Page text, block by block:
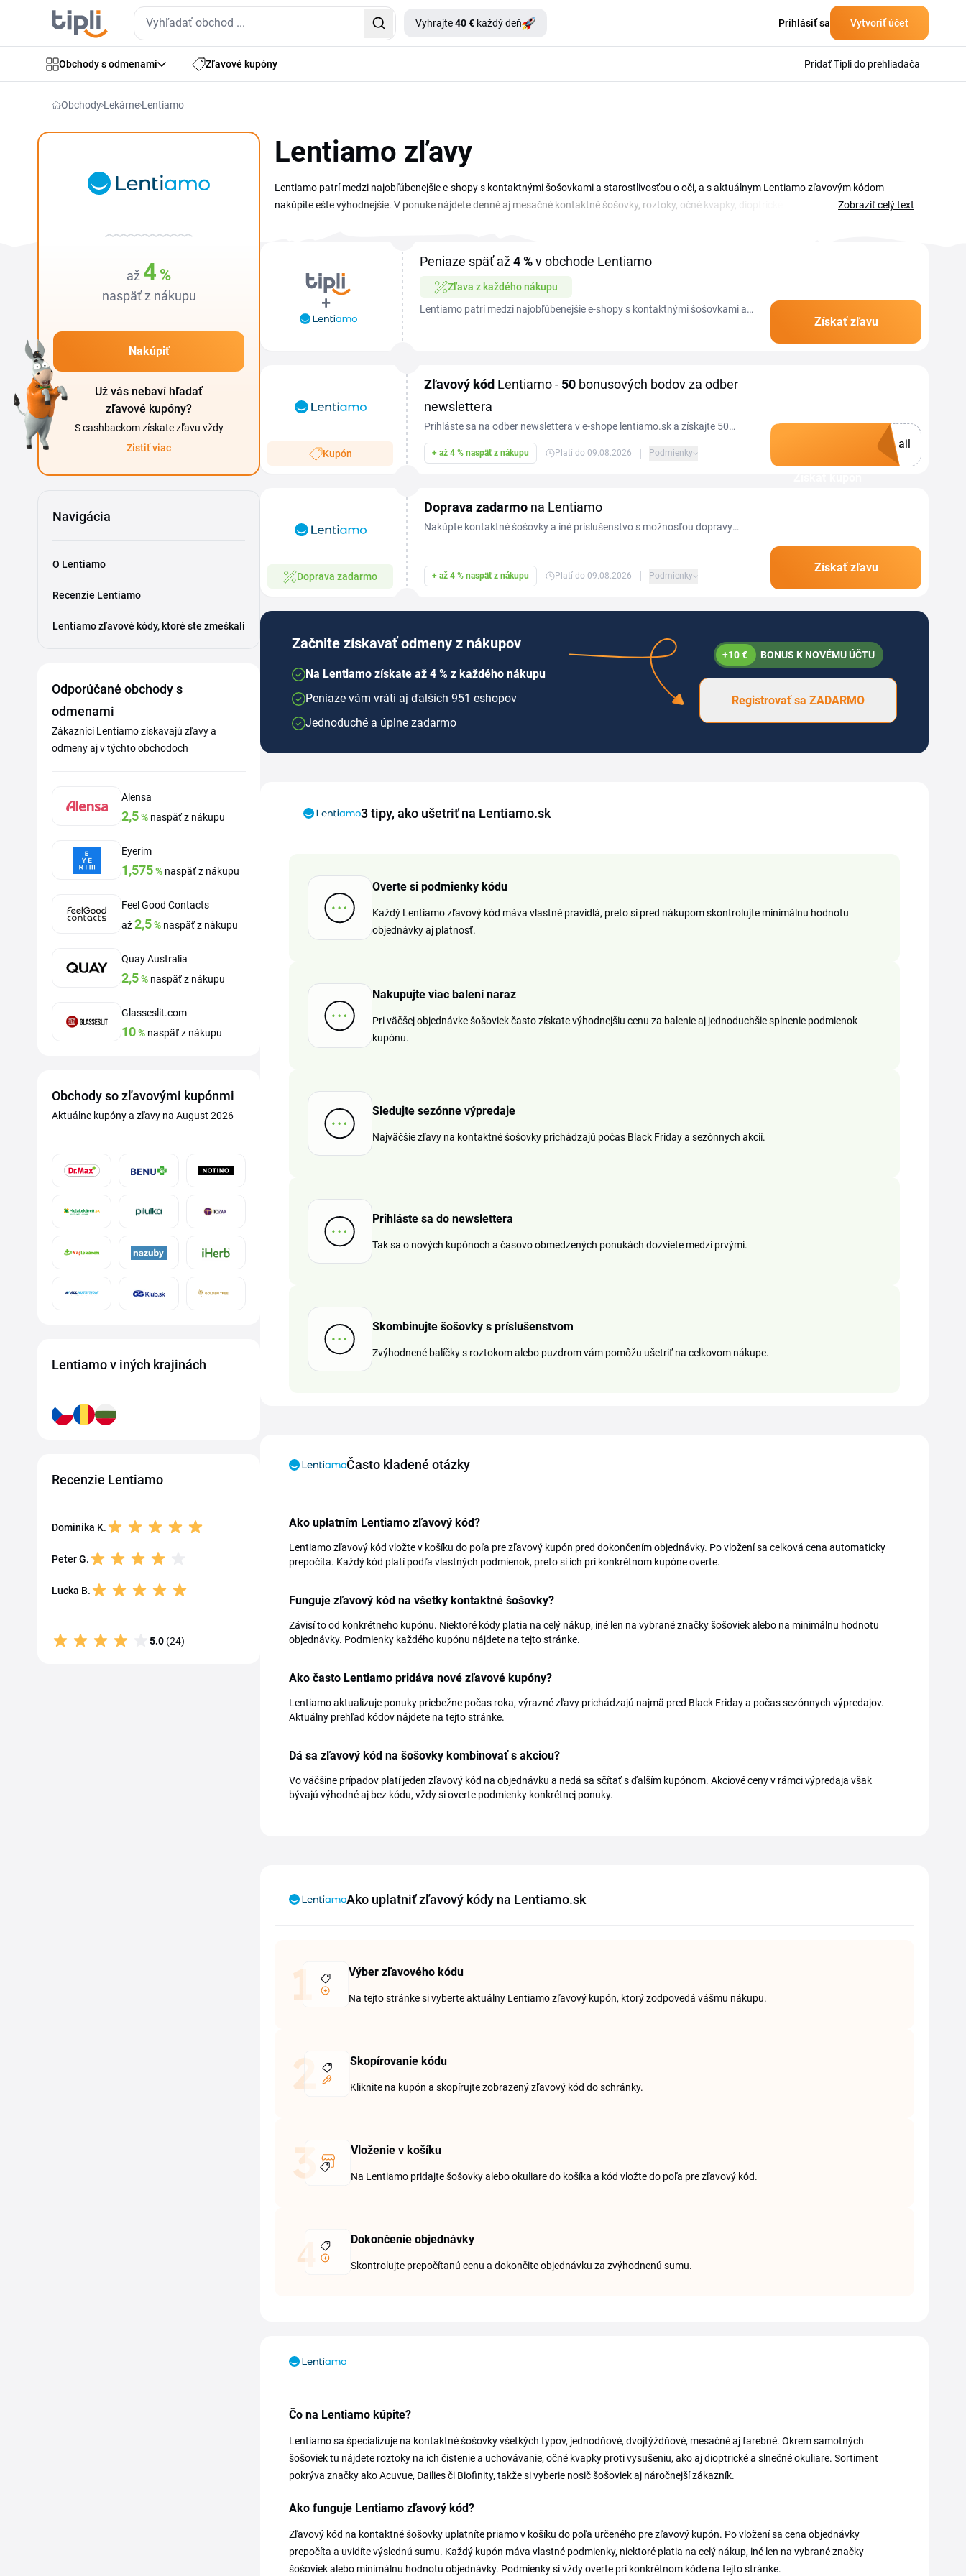
Vyhrajte40 € každý deň Prihlásiť sa Vytvoriť účet
Obchody s odmenami Zľavové kupóny Pridať Tipli do prehliadača
Obchody Lekárne Lentiamo
až 4 %
naspäť z nákupu
Nakúpiť
Už vás nebaví hľadať
zľavové kupóny?
S cashbackom získate zľavu vždy
Zistiť viac
Navigácia
O Lentiamo
Recenzie Lentiamo
Lentiamo zľavové kódy, ktoré ste zmeškali
Odporúčané obchody s
odmenami
Zákazníci Lentiamo získavajú zľavy a
odmeny aj v týchto obchodoch
Alensa
2,5% naspäť z nákupu
Eyerim
1,575% naspäť z nákupu
Feel Good Contacts
až2,5% naspäť z nákupu
Quay Australia
2,5% naspäť z nákupu
Glasseslit.com
10% naspäť z nákupu
Obchody so zľavovými kupónmi
Aktuálne kupóny a zľavy na August 2026
Lentiamo v iných krajinách
Recenzie Lentiamo
Dominika K.
Peter G.
Lucka B.
5.0 (24)
Lentiamo zľavy
Lentiamo patrí medzi najobľúbenejšie e-shopy s kontaktnými šošovkami a starostlivosťou o oči, a s aktuálnym Lentiamo zľavovým kódom
nakúpite ešte výhodnejšie. V ponuke nájdete denné aj mesačné kontaktné šošovky, roztoky, očné kvapky, dioptrické okuliare aj slnečné okuliare
cenu na obľúbené šošovky aj príslušenstvo bez zbytočného hľadania.
Zobraziť celý text
Peniaze späť až4 %v obchode Lentiamo
Zľava z každého nákupu
Lentiamo patrí medzi najobľúbenejšie e-shopy s kontaktnými šošovkami a
Získať zľavu
Kupón
Zľavový kód Lentiamo - 50 bonusových bodov za odber
newslettera
Prihláste sa na odber newslettera v e-shope lentiamo.sk a získajte 50
bonusových bodov ktoré môžete vymeniť za darček.
+ až 4 % naspäť z nákupu Platí do 09.08.2026 | Podmienky
ail
Doprava zadarmo
Doprava zadarmo na Lentiamo
Nakúpte kontaktné šošovky a iné príslušenstvo s možnosťou dopravy
+ až 4 % naspäť z nákupu Platí do 09.08.2026 | Podmienky
Získať zľavu
Začnite získavať odmeny z nákupov
Na Lentiamo získate až 4 % z každého nákupu
Peniaze vám vráti aj ďalších 951 eshopov
Jednoduché a úplne zadarmo
+10 € BONUS K NOVÉMU ÚČTU
Registrovať sa ZADARMO
3 tipy, ako ušetriť na Lentiamo.sk
Overte si podmienky kódu
Každý Lentiamo zľavový kód máva vlastné pravidlá, preto si pred nákupom skontrolujte minimálnu hodnotu
objednávky aj platnosť.
Nakupujte viac balení naraz
Pri väčšej objednávke šošoviek často získate výhodnejšiu cenu za balenie aj jednoduchšie splnenie podmienok
kupónu.
Sledujte sezónne výpredaje
Najväčšie zľavy na kontaktné šošovky prichádzajú počas Black Friday a sezónnych akcií.
Prihláste sa do newslettera
Tak sa o nových kupónoch a časovo obmedzených ponukách dozviete medzi prvými.
Skombinujte šošovky s príslušenstvom
Zvýhodnené balíčky s roztokom alebo puzdrom vám pomôžu ušetriť na celkovom nákupe.
Často kladené otázky
Ako uplatním Lentiamo zľavový kód?
Lentiamo zľavový kód vložte v košíku do poľa pre zľavový kupón pred dokončením objednávky. Po vložení sa celková cena automaticky
prepočíta. Každý kód platí podľa vlastných podmienok, preto si ich pri konkrétnom kupóne overte.
Funguje zľavový kód na všetky kontaktné šošovky?
Závisí to od konkrétneho kupónu. Niektoré kódy platia na celý nákup, iné len na vybrané značky šošoviek alebo na minimálnu hodnotu
objednávky. Podmienky každého kupónu nájdete na tejto stránke.
Ako často Lentiamo pridáva nové zľavové kupóny?
Lentiamo aktualizuje ponuky priebežne počas roka, výrazné zľavy prichádzajú najmä pred Black Friday a počas sezónnych výpredajov.
Aktuálny prehľad kódov nájdete na tejto stránke.
Dá sa zľavový kód na šošovky kombinovať s akciou?
Vo väčšine prípadov platí jeden zľavový kód na objednávku a nedá sa sčítať s ďalším kupónom. Akciové ceny v rámci výpredaja však
bývajú výhodné aj bez kódu, vždy si overte podmienky konkrétnej ponuky.
Ako uplatniť zľavový kódy na Lentiamo.sk
Výber zľavového kódu
Na tejto stránke si vyberte aktuálny Lentiamo zľavový kupón, ktorý zodpovedá vášmu nákupu.
Skopírovanie kódu
Kliknite na kupón a skopírujte zobrazený zľavový kód do schránky.
Vloženie v košíku
Na Lentiamo pridajte šošovky alebo okuliare do košíka a kód vložte do poľa pre zľavový kód.
Dokončenie objednávky
Skontrolujte prepočítanú cenu a dokončite objednávku za zvýhodnenú sumu.
Čo na Lentiamo kúpite?
Lentiamo sa špecializuje na kontaktné šošovky všetkých typov, jednodňové, dvojtýždňové, mesačné aj farebné. Okrem samotných
šošoviek tu nájdete roztoky na ich čistenie a uchovávanie, očné kvapky proti vysušeniu, ako aj dioptrické a slnečné okuliare. Sortiment
pokrýva značky ako Acuvue, Dailies či Biofinity, takže si vyberie nosič šošoviek aj náročnejší zákazník.
Ako funguje Lentiamo zľavový kód?
Zľavový kód na kontaktné šošovky uplatníte priamo v košíku do poľa určeného pre zľavový kupón. Po vložení sa cena objednávky
prepočíta a uvidíte výslednú sumu. Každý kupón máva vlastné podmienky, niektoré platia na celý nákup, iné len na vybrané značky
šošoviek alebo minimálnu hodnotu objednávky. Podmienky si vždy overte pri konkrétnom kóde na tejto stránke.